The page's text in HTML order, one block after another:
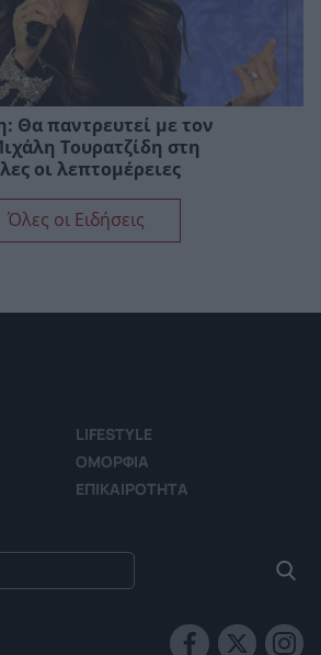
Θα παντρευτεί με τον
Τουρατζίδη στη
οι λεπτομέρειες
Όλες οι Ειδήσεις
LIFESTYLE
ΟΜΟΡΦΙΑ
ΕΠΙΚΑΙΡΟΤΗΤΑ